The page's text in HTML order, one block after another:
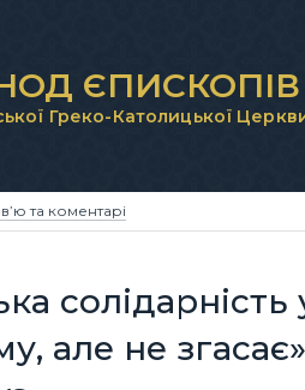
ЄПИСКОПІВ
Греко-Католицької
та коментарі
солідарність
але не